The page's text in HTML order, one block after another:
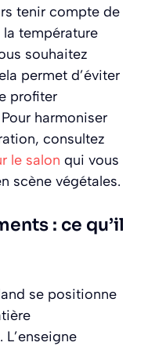
tenir compte de
la température
souhaitez
permet d’éviter
profiter
harmoniser
consultez
le salon qui vous
scène végétales.
: ce qu’il
se positionne
. L’enseigne